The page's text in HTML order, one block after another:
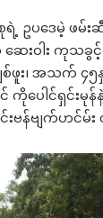
ဥပဒေမဲ့ ဖမ်
ဆေးဝါး ကုသ
ဖူး၊ အသက် ၄
ပေါင်ရှင်းမုန်
ဗန်ဗျက်ဟင်မ်